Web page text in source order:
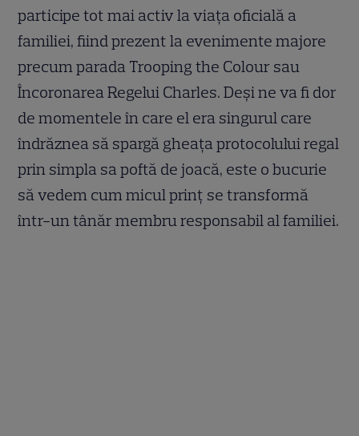
participe tot mai activ la viața oficială a
familiei, fiind prezent la evenimente majore
precum parada Trooping the Colour sau
Încoronarea Regelui Charles. Deși ne va fi dor
de momentele în care el era singurul care
îndrăznea să spargă gheața protocolului regal
prin simpla sa poftă de joacă, este o bucurie
să vedem cum micul prinț se transformă
într-un tânăr membru responsabil al familiei.